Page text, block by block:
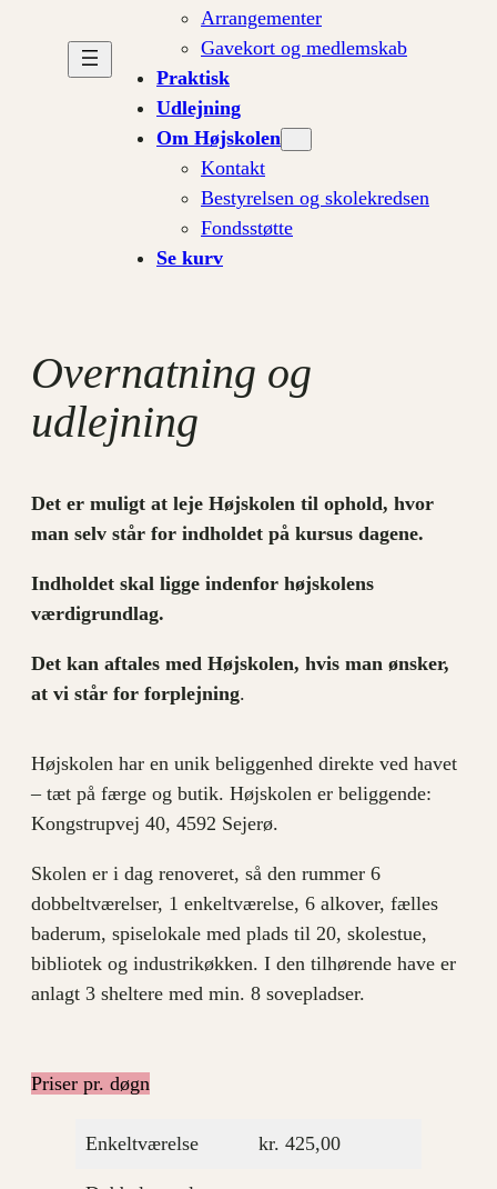
Arrangementer
Gavekort og medlemskab
Praktisk
Udlejning
Om Højskolen
Kontakt
Bestyrelsen og skolekredsen
Fondsstøtte
Se kurv
Overnatning og
udlejning
Det er muligt at leje Højskolen til ophold, hvor
man selv står for indholdet på kursus dagene.
Indholdet skal ligge indenfor højskolens
værdigrundlag.
Det kan aftales med Højskolen, hvis man ønsker,
at vi står for forplejning.
Højskolen har en unik beliggenhed direkte ved havet
– tæt på færge og butik. Højskolen er beliggende:
Kongstrupvej 40, 4592 Sejerø.
Skolen er i dag renoveret, så den rummer 6
dobbeltværelser, 1 enkeltværelse, 6 alkover, fælles
baderum, spiselokale med plads til 20, skolestue,
bibliotek og industrikøkken. I den tilhørende have er
anlagt 3 sheltere med min. 8 sovepladser.
Priser pr. døgn
Enkeltværelse kr. 425,00